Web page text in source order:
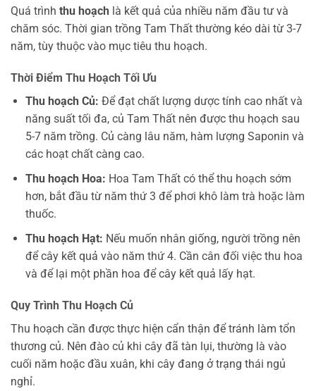
Quá trình thu hoạch là kết quả của nhiều năm đầu tư và
chăm sóc. Thời gian trồng Tam Thất thường kéo dài từ 3-7
năm, tùy thuộc vào mục tiêu thu hoạch.
Thời Điểm Thu Hoạch Tối Ưu
Thu hoạch Củ: Để đạt chất lượng dược tính cao nhất và
năng suất tối đa, củ Tam Thất nên được thu hoạch sau
5-7 năm trồng. Củ càng lâu năm, hàm lượng Saponin và
các hoạt chất càng cao.
Thu hoạch Hoa: Hoa Tam Thất có thể thu hoạch sớm
hơn, bắt đầu từ năm thứ 3 để phơi khô làm trà hoặc làm
thuốc.
Thu hoạch Hạt: Nếu muốn nhân giống, người trồng nên
để cây kết quả vào năm thứ 4. Cần cân đối việc thu hoa
và để lại một phần hoa để cây kết quả lấy hạt.
Quy Trình Thu Hoạch Củ
Thu hoạch cần được thực hiện cẩn thận để tránh làm tổn
thương củ. Nên đào củ khi cây đã tàn lụi, thường là vào
cuối năm hoặc đầu xuân, khi cây đang ở trạng thái ngủ
nghỉ.